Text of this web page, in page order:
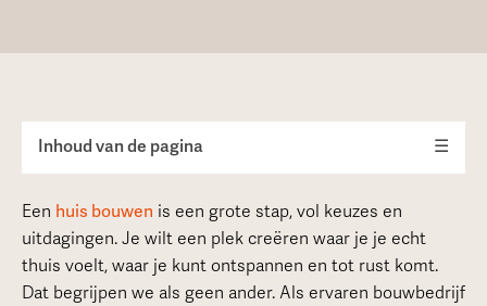
Inhoud van de pagina ☰
Een huis bouwen is een grote stap, vol keuzes en
uitdagingen. Je wilt een plek creëren waar je je echt
thuis voelt, waar je kunt ontspannen en tot rust komt.
Dat begrijpen we als geen ander. Als ervaren bouwbedrijf